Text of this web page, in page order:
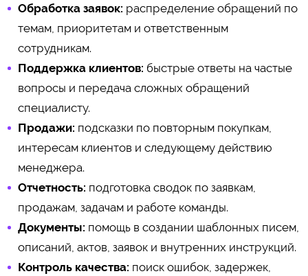
Обработка заявок: распределение обращений по
темам, приоритетам и ответственным
сотрудникам.
Поддержка клиентов: быстрые ответы на частые
вопросы и передача сложных обращений
специалисту.
Продажи: подсказки по повторным покупкам,
интересам клиентов и следующему действию
менеджера.
Отчетность: подготовка сводок по заявкам,
продажам, задачам и работе команды.
Документы: помощь в создании шаблонных писем,
описаний, актов, заявок и внутренних инструкций.
Контроль качества: поиск ошибок, задержек,